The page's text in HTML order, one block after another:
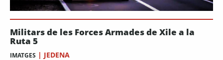
Militars de les Forces Armades de Xile a la
Ruta 5
IMATGES | JEDENA